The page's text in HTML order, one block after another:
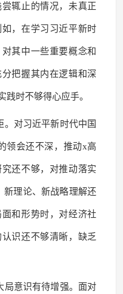
辄止的情况，未真正
，在学习习近平新时
其中一些重要概念和
把握其内在逻辑和深
践时不够得心应手。
。对习近平新时代中国
领会还不深，推动x高
还不够，对推动落实
新理论、新战略理解还
和形势时，对经济社
识还不够清晰，缺乏
局意识有待增强。面对